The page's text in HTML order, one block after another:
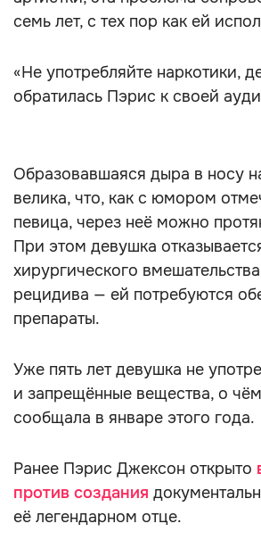
семь лет, с тех пор как ей
«Не употребляйте наркотики,
обратилась Пэрис к своей
Образовавшаяся дыра в носу
велика, что, как с юмором
певица, через неё можно
При этом девушка
хирургического
рецидива — ей потребуются
препараты.
Уже пять лет девушка не
и запрещённые вещества, о
сообщала в январе этого года.
Ранее Пэрис Джексон открыто
против создания
её легендарном отце.